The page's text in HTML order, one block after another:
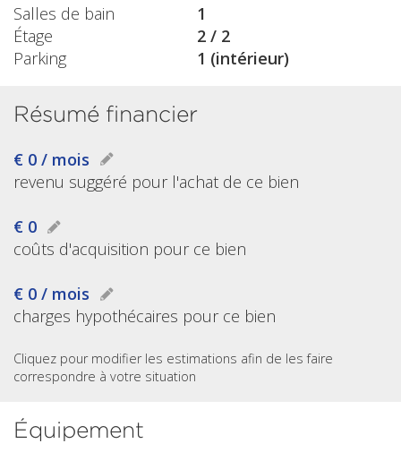
Salles de bain
1
Étage
2 / 2
Parking
1 (intérieur)
Résumé financier
€ 0 / mois
revenu suggéré pour l'achat de ce bien
€ 0
coûts d'acquisition pour ce bien
€ 0 / mois
charges hypothécaires pour ce bien
Cliquez pour modifier les estimations afin de les faire
correspondre à votre situation
Équipement